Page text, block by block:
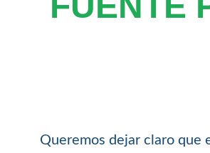
Queremos dejar claro que